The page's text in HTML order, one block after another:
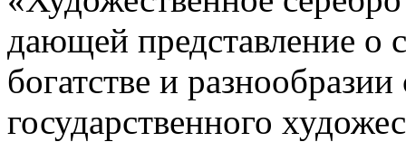
дающей представление о
богатстве и
государственного